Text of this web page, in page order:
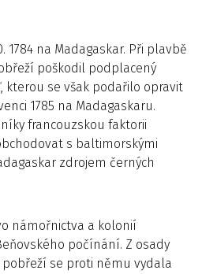
1784 na Madagaskar. Při plavbě
poškodil podplacený
kterou se však podařilo opravit
1785 na Madagaskaru.
francouzskou faktorii
s baltimorskými
zdrojem černých
námořnictva a kolonií
počínání. Z osady
se proti němu vydala